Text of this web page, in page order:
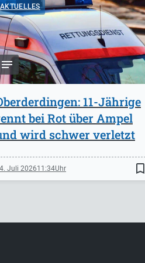
AKTUELLES
11-Jährige
bei Rot über Ampel
wird schwer verletzt
Juli 202611:34 bookmark_border